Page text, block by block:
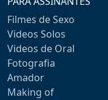
Filmes de Sexo
Videos Solos
Videos de Oral
Fotografia
Amador
Making of